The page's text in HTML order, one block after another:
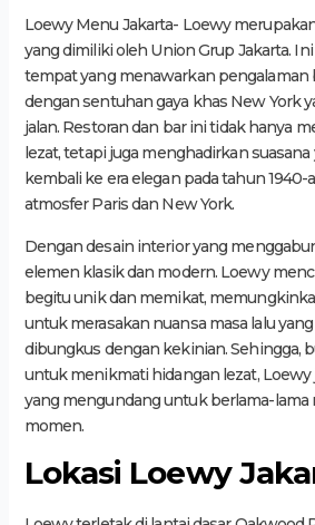
Loewy Menu Jakarta- Loewy
yang dimiliki oleh Union Grup Jakarta.
tempat yang menawarkan pengalaman
dengan sentuhan gaya khas New York
jalan. Restoran dan bar ini tidak hanya
lezat, tetapi juga menghadirkan
kembali ke era elegan pada tahun 1940-
atmosfer Paris dan New York.
Dengan desain interior yang
elemen klasik dan modern. Loewy
begitu unik dan memikat,
untuk merasakan nuansa masa lalu
dibungkus dengan kekinian. Sehingga,
untuk menikmati hidangan lezat,
yang mengundang untuk berlama-
momen.
Lokasi Loewy